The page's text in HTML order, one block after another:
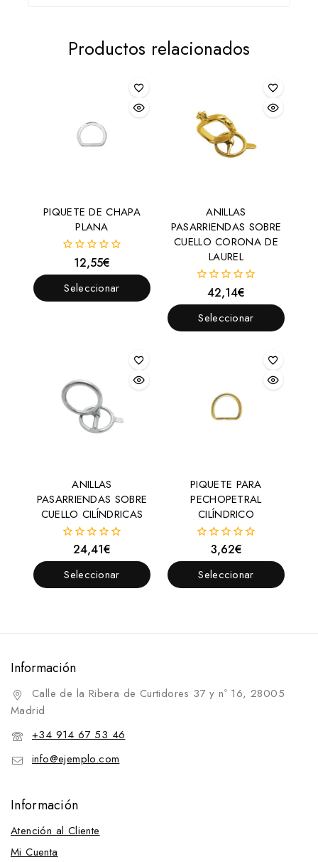
Productos relacionados
PIQUETE DE CHAPA
PLANA
fuera
de
5
12,55€
Seleccionar
ANILLAS
PASARRIENDAS SOBRE
CUELLO CORONA DE
LAUREL
fuera
de
5
42,14€
Seleccionar
ANILLAS
PASARRIENDAS SOBRE
CUELLO CILÍNDRICAS
fuera
de
24,41€
Seleccionar
PIQUETE PARA
PECHOPETRAL
CILÍNDRICO
fuera
de
3,62€
Seleccionar
Información
Calle de la Ribera de Curtidores 37 y nº 16, 28005
Madrid
+34 914 67 53 46
info@ejemplo.com
Información
Atención al Cliente
Mi Cuenta